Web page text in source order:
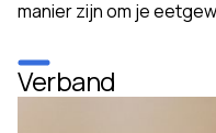
manier zijn om je
Verband